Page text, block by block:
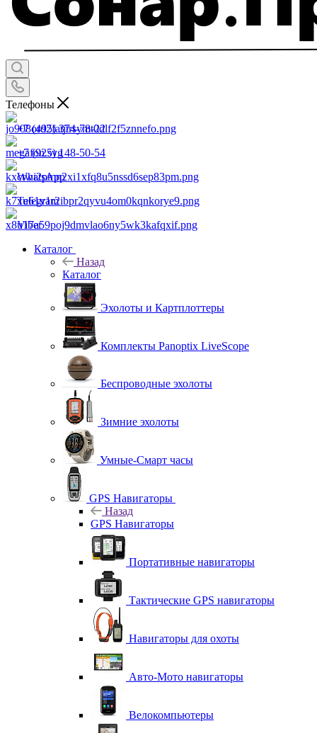
Телефоны
+7 (495) 374-78-22
+7 (925) 148-50-54
WhatsApp
Telegram
Viber
Каталог
Назад
Каталог
Эхолоты и Картплоттеры
Комплекты Panoptix LiveScope
Беспроводные эхолоты
Зимние эхолоты
Умные-Смарт часы
GPS Навигаторы
Назад
GPS Навигаторы
Портативные навигаторы
Тактические GPS навигаторы
Навигаторы для охоты
Авто-Мото навигаторы
Велокомпьютеры